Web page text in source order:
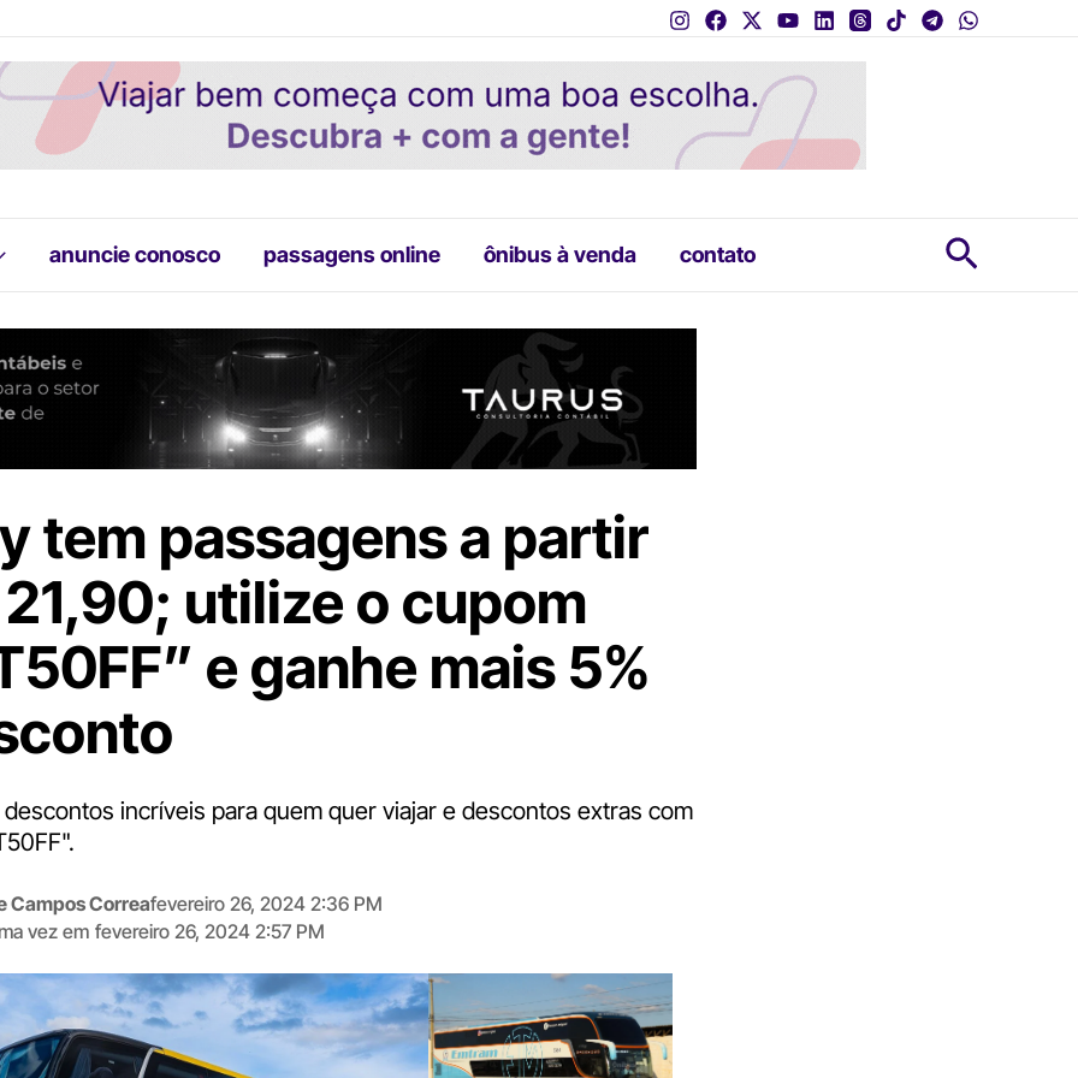
anuncie conosco passagens online ônibus à venda contato
tem passagens a partir
utilize o cupom
e ganhe mais 5%
incríveis para quem quer viajar e descontos extras com
Campos Correafevereiro 26, 2024 2:36 PM
vez em fevereiro 26, 2024 2:57 PM
Digite
aqui
o
seu